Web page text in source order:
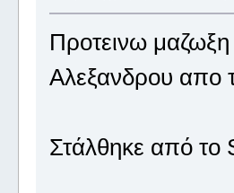
Προτεινω
Αλεξανδρου απο
Στάλθηκε από το